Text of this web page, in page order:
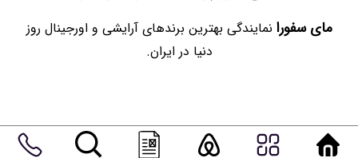
مای سفورا نمایندگی بهترین برندهای آرایشی و اورجینال روز
دنیا در ایران.